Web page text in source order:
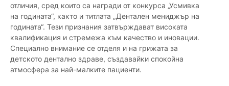
отличия, сред които са награди от конкурса „Усмивка
на годината“, както и титлата „Дентален мениджър на
годината“. Тези признания затвърждават високата
квалификация и стремежа към качество и иновации.
Специално внимание се отделя и на грижата за
детското дентално здраве, създавайки спокойна
атмосфера за най-малките пациенти.